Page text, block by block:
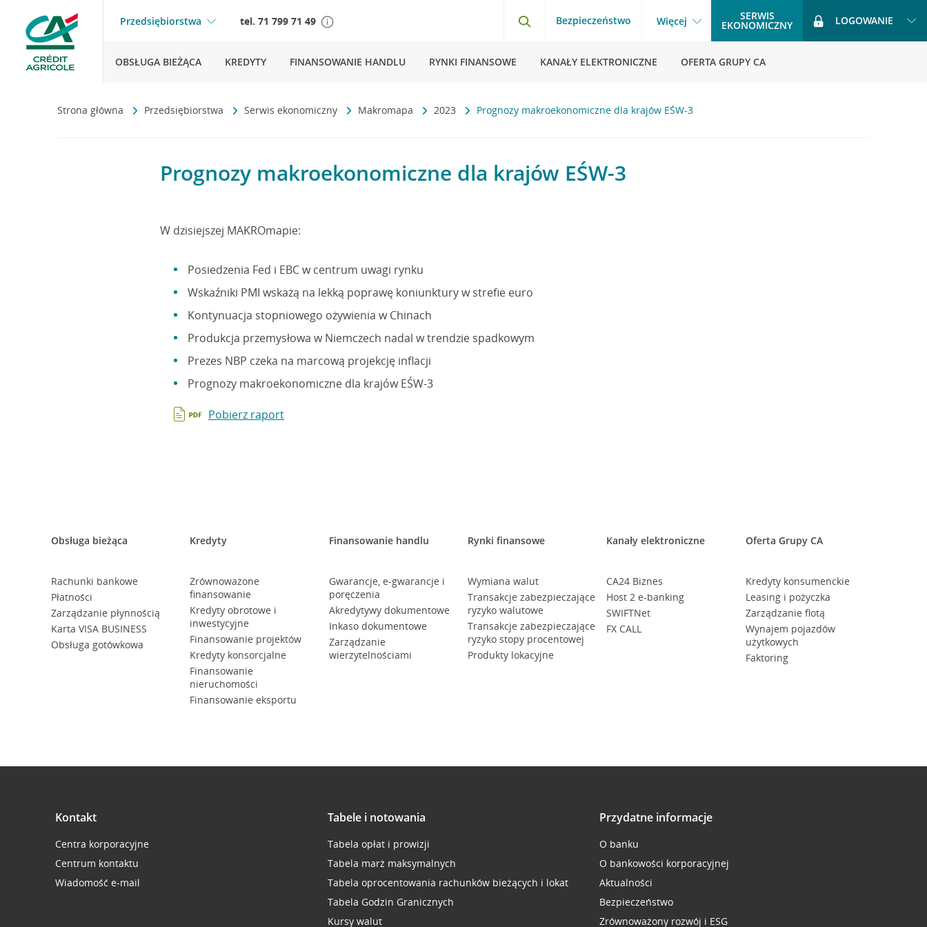
Przedsiębiorstwa tel. 71 799 71 49 Bezpieczeństwo Więcej SERWIS
EKONOMICZNY LOGOWANIE
OBSŁUGA BIEŻĄCA KREDYTY FINANSOWANIE HANDLU RYNKI FINANSOWE KANAŁY ELEKTRONICZNE OFERTA GRUPY CA
Strona główna Przedsiębiorstwa Serwis ekonomiczny Makromapa 2023 Prognozy makroekonomiczne dla krajów EŚW-3
Prognozy makroekonomiczne dla krajów EŚW-3
W dzisiejszej MAKROmapie:
Posiedzenia Fed i EBC w centrum uwagi rynku
Wskaźniki PMI wskażą na lekką poprawę koniunktury w strefie euro
Kontynuacja stopniowego ożywienia w Chinach
Produkcja przemysłowa w Niemczech nadal w trendzie spadkowym
Prezes NBP czeka na marcową projekcję inflacji
Prognozy makroekonomiczne dla krajów EŚW-3
Pobierz raport
Obsługa bieżąca
Rachunki bankowe
Płatności
Zarządzanie płynnością
Karta VISA BUSINESS
Obsługa gotówkowa
Kredyty
Zrównoważone
finansowanie
Kredyty obrotowe i
inwestycyjne
Finansowanie projektów
Kredyty konsorcjalne
Finansowanie
nieruchomości
Finansowanie eksportu
Finansowanie handlu
Gwarancje, e-gwarancje i
poręczenia
Akredytywy dokumentowe
Inkaso dokumentowe
Zarządzanie
wierzytelnościami
Rynki finansowe
Wymiana walut
Transakcje zabezpieczające
ryzyko walutowe
Transakcje zabezpieczające
ryzyko stopy procentowej
Produkty lokacyjne
Kanały elektroniczne
CA24 Biznes
Host 2 e-banking
SWIFTNet
FX CALL
Oferta Grupy CA
Kredyty konsumenckie
Leasing i pożyczka
Zarządzanie flotą
Wynajem pojazdów
użytkowych
Faktoring
Kontakt
Centra korporacyjne
Centrum kontaktu
Wiadomość e-mail
Tabele i notowania
Tabela opłat i prowizji
Tabela marż maksymalnych
Tabela oprocentowania rachunków bieżących i lokat
Tabela Godzin Granicznych
Kursy walut
Przydatne informacje
O banku
O bankowości korporacyjnej
Aktualności
Bezpieczeństwo
Zrównoważony rozwój i ESG